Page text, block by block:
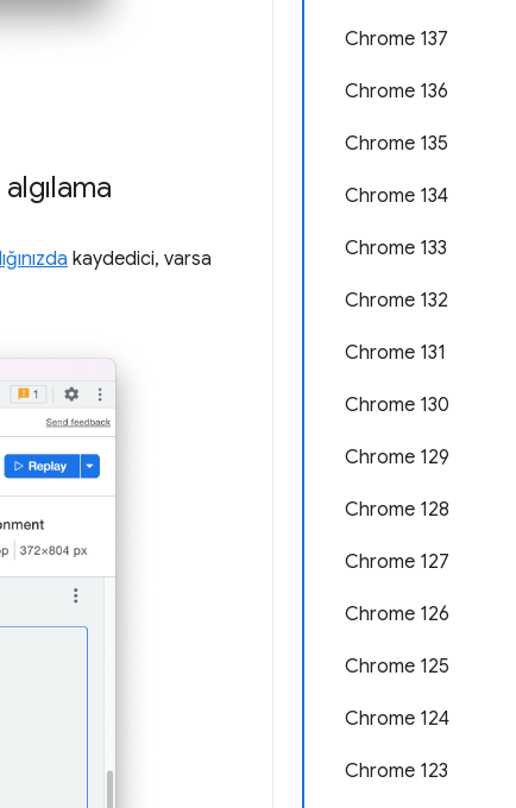
Chrome 137
Chrome 136
Chrome 135
Chrome 134
Chrome 133
Chrome 132
Chrome 131
Chrome 130
Chrome 129
Chrome 128
Chrome 127
Chrome 126
Chrome 125
Chrome 124
Chrome 123
kaydedici, varsa